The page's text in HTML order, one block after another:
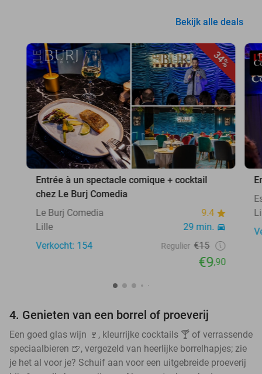
Bekijk alle deals
34%
Entrée à un spectacle comique + cocktail
chez Le Burj Comedia
Le Burj Comedia
9.4
Lille
29 min.
Verkocht: 154
Regulier €15
€9,90
4. Genieten van een borrel of proeverij
Een goed glas wijn 🍷, kleurrijke cocktails 🍸 of verrassende
speciaalbieren 🍺, vergezeld van heerlijke borrelhapjes; zie
je het al voor je? Schuif aan voor een uitgebreide proeverij